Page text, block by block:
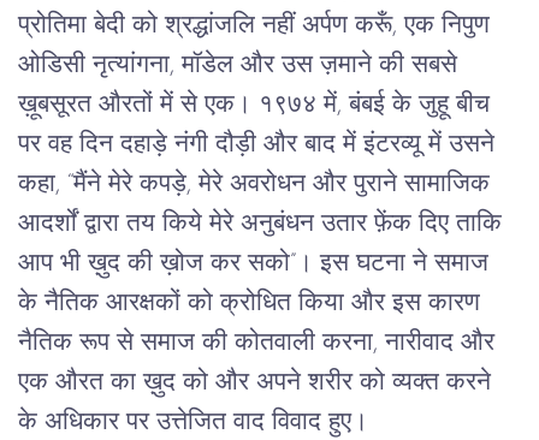
प्रोतिमा बेदी को श्रद्धांजलि नहीं अर्पण करूँ, एक निपुण
ओडिसी नृत्यांगना, मॉडेल और उस ज़माने की सबसे
ख़ूबसूरत औरतों में से एक। १९७४ में, बंबई के जुहू बीच
पर वह दिन दहाड़े नंगी दौड़ी और बाद में इंटरव्यू में उसने
कहा, “मैंने मेरे कपड़े, मेरे अवरोधन और पुराने सामाजिक
आदर्शों द्वारा तय किये मेरे अनुबंधन उतार फ़ेंक दिए ताकि
आप भी ख़ुद की ख़ोज कर सको”। इस घटना ने समाज
के नैतिक आरक्षकों को क्रोधित किया और इस कारण
नैतिक रूप से समाज की कोतवाली करना, नारीवाद और
एक औरत का ख़ुद को और अपने शरीर को व्यक्त करने
के अधिकार पर उत्तेजित वाद विवाद हुए।